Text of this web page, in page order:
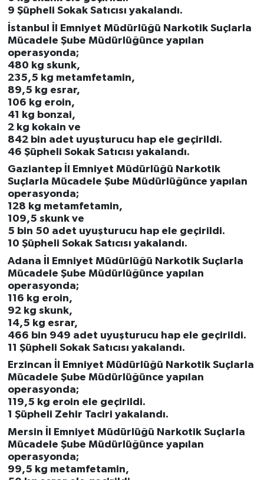
9 Şüpheli Sokak Satıcısı yakalandı.
İstanbul İl Emniyet Müdürlüğü Narkotik Suçlarla
Mücadele Şube Müdürlüğünce yapılan
operasyonda;
480 kg skunk,
235,5 kg metamfetamin,
89,5 kg esrar,
106 kg eroin,
41 kg bonzai,
2 kg kokain ve
842 bin adet uyuşturucu hap ele geçirildi.
46 Şüpheli Sokak Satıcısı yakalandı.
Gaziantep İl Emniyet Müdürlüğü Narkotik
Suçlarla Mücadele Şube Müdürlüğünce yapılan
operasyonda;
128 kg metamfetamin,
109,5 skunk ve
5 bin 50 adet uyuşturucu hap ele geçirildi.
10 Şüpheli Sokak Satıcısı yakalandı.
Adana İl Emniyet Müdürlüğü Narkotik Suçlarla
Mücadele Şube Müdürlüğünce yapılan
operasyonda;
116 kg eroin,
92 kg skunk,
14,5 kg esrar,
466 bin 949 adet uyuşturucu hap ele geçirildi.
11 Şüpheli Sokak Satıcısı yakalandı.
Erzincan İl Emniyet Müdürlüğü Narkotik Suçlarla
Mücadele Şube Müdürlüğünce yapılan
operasyonda;
119,5 kg eroin ele geçirildi.
1 Şüpheli Zehir Taciri yakalandı.
Mersin İl Emniyet Müdürlüğü Narkotik Suçlarla
Mücadele Şube Müdürlüğünce yapılan
operasyonda;
99,5 kg metamfetamin,